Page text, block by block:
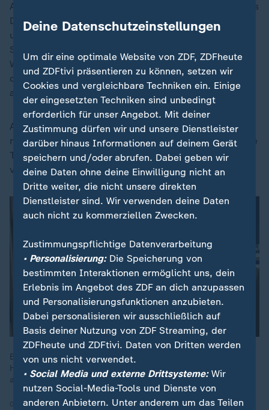
Ammoniumverbindungen. Sie werden, so die Tester, als
Desinfektions- oder Konservierungsmittel eingesetzt
und können unter anderem die Augen schädigen sowie
Schleimhäute reizen. Isothiazolinone, die im Reinex
WC-Reiniger Gel Citro - Gesamtnote "befriedigend" -
deklariert sind, könnten laut Öko-Test ebenfalls
allergieauslösend wirken.
Alle Inhaltsstoffe bei WC-Reinigern anzugeben, sei
nicht gesetzlich verpflichtend. Dennoch kritisierten die
Tester, dass manche Hersteller nicht einmal die
verwendete Säure auf dem Produkt deklarieren.
Bodenwischen ist oft nicht die beliebteste Aufgabe im
Haushalt. Welcher der vier Bodenwischern im Check schneidet
am besten ab?
07.03.2025 | 5:53 min
Deine Datenschutzeinstellungen
Um dir eine optimale Website von ZDF, ZDFheute
und ZDFtivi präsentieren zu können, setzen wir
Cookies und vergleichbare Techniken ein. Einige
der eingesetzten Techniken sind unbedingt
erforderlich für unser Angebot. Mit deiner
Zustimmung dürfen wir und unsere Dienstleister
darüber hinaus Informationen auf deinem Gerät
speichern und/oder abrufen. Dabei geben wir
deine Daten ohne deine Einwilligung nicht an
Dritte weiter, die nicht unsere direkten
Dienstleister sind. Wir verwenden deine Daten
auch nicht zu kommerziellen Zwecken.
Zustimmungspflichtige Datenverarbeitung
• Personalisierung:Die Speicherung von
bestimmten Interaktionen ermöglicht uns, dein
Erlebnis im Angebot des ZDF an dich anzupassen
und Personalisierungsfunktionen anzubieten.
Dabei personalisieren wir ausschließlich auf
Basis deiner Nutzung von ZDF Streaming, der
ZDFheute und ZDFtivi. Daten von Dritten werden
von uns nicht verwendet.
• Social Media und externe Drittsysteme:Wir
nutzen Social-Media-Tools und Dienste von
anderen Anbietern. Unter anderem um das Teilen